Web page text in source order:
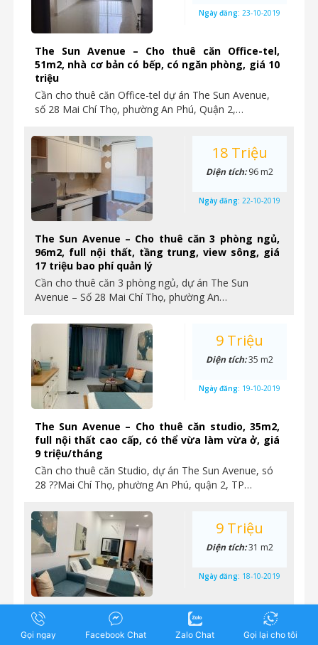
The Sun Avenue – Cho thuê căn Office-tel,
51m2, nhà cơ bản có bếp, có ngăn phòng, giá 10
triệu
Cần cho thuê căn Office-tel dự án The Sun Avenue,
số 28 Mai Chí Thọ, phường An Phú, Quận 2,…
Ngày đăng: 23-10-2019
The Sun Avenue – Cho thuê căn 3 phòng ngủ,
96m2, full nội thất, tầng trung, view sông, giá
17 triệu bao phí quản lý
Cần cho thuê căn 3 phòng ngủ, dự án The Sun
Avenue – Số 28 Mai Chí Thọ, phường An…
18 Triệu
Diện tích:96 m2
Ngày đăng: 22-10-2019
The Sun Avenue – Cho thuê căn studio, 35m2,
full nội thất cao cấp, có thể vừa làm vừa ở, giá
9 triệu/tháng
Cần cho thuê căn Studio, dự án The Sun Avenue, só
28 ??Mai Chí Thọ, phường An Phú, quận 2, TP…
9 Triệu
Diện tích:35 m2
Ngày đăng: 19-10-2019
Cho thuê căn hộ Studio 1PN, nhà đẹp lung linh
tại The Sun Avenue chỉ 9 triệu/tháng
9 Triệu
Diện tích:31 m2
Ngày đăng: 18-10-2019
Gọi ngay Facebook Chat Zalo Chat Gọi lại cho tôi